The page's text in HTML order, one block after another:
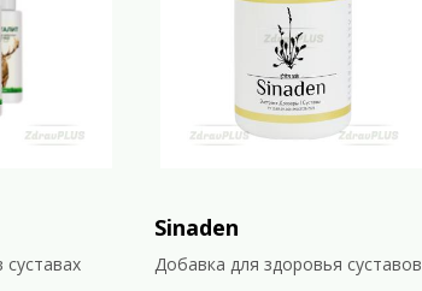
Sinaden
Добавка для здоровья суставов